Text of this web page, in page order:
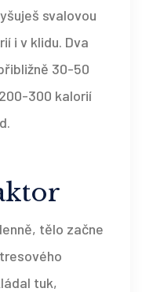
svalovou
i v klidu. Dva
30-50
300 kalorií
tělo začne
tuk,